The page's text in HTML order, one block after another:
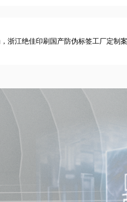
浙江绝佳印刷国产防伪标签工厂定制